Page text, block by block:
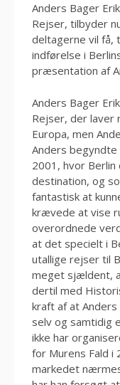
Anders Bager
Rejser, tilbyder
deltagerne vil få,
indførelse i
præsentation af
Anders Bager
Rejser, der laver
Europa, men
Anders
2001, hvor
destination, og
fantastisk at
krævede at vise
overordnede
at det specielt i
utallige rejser til
meget sjældent,
dertil med
kraft af at
selv og samtidig
ikke har
for Murens Fald i
markedet